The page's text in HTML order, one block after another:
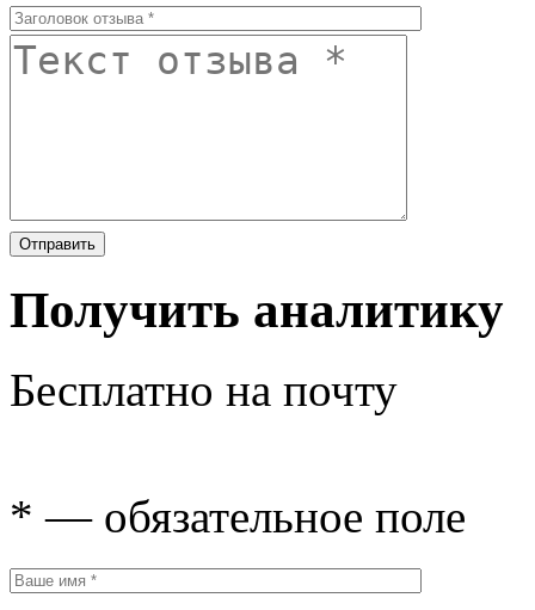
Получить аналитику
Бесплатно на почту
* — обязательное поле